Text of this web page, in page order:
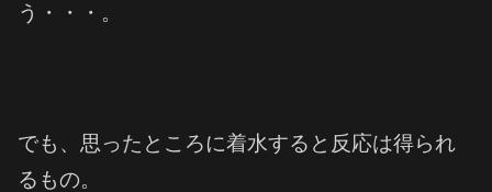
う・・・。
でも、思ったところに着水すると反応は得られ
るもの。